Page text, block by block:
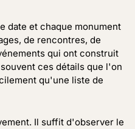
date et chaque monument
de rencontres, de
qui ont construit
ces détails que l'on
qu'une liste de
Il suffit d'observer le